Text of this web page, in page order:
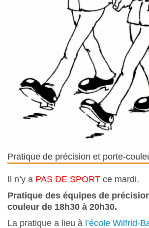
Pratique de précision et porte-
Il n’y a PAS DE SPORT ce mardi.
Pratique des équipes de
couleur de 18h30 à 20h30.
La pratique a lieu à l’école Wilfrid-